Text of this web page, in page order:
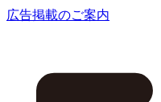
広告掲載のご案内